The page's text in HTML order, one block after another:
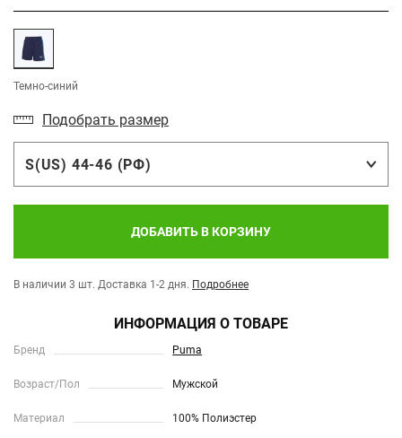
Темно-синий
Подобрать размер
S(US) 44-46 (РФ)
ДОБАВИТЬ В КОРЗИНУ
В наличии 3 шт. Доставка 1-2 дня. Подробнее
ИНФОРМАЦИЯ О ТОВАРЕ
Бренд Puma
Возраст/Пол Мужской
Материал 100% Полиэстер